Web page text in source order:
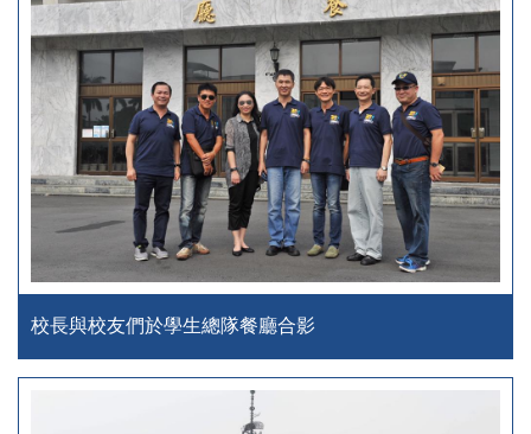
校長與校友們於學生總隊餐廳合影